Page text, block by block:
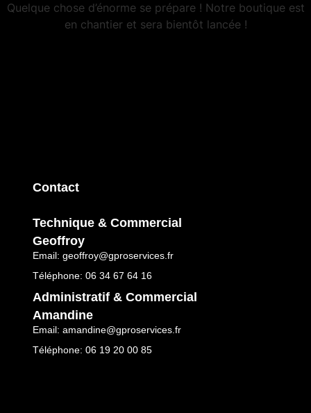
Quelque chose d’énorme se prépare ! Notre boutique est
en chantier et sera bientôt lancée !
Contact
Technique & Commercial
Geoffroy
Email: geoffroy@gproservices.fr
Téléphone: 06 34 67 64 16
Administratif & Commercial
Amandine
Email: amandine@gproservices.fr
Téléphone: 06 19 20 00 85